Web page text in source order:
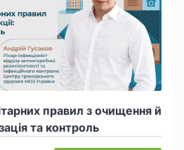
правил з очищення й
та контроль